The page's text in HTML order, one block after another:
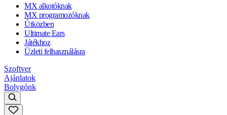
MX alkotóknak
MX programozóknak
Útközben
Ultimate Ears
Játékhoz
Üzleti felhasználásra
Szoftver
Ajánlatok
Bolygónk